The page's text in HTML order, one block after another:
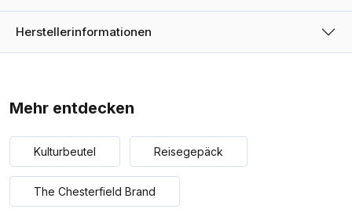
Herstellerinformationen
Mehr entdecken
Kulturbeutel Reisegepäck
The Chesterfield Brand